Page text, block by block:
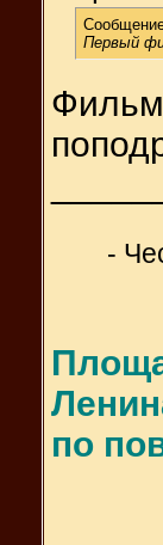
Первый
-
по